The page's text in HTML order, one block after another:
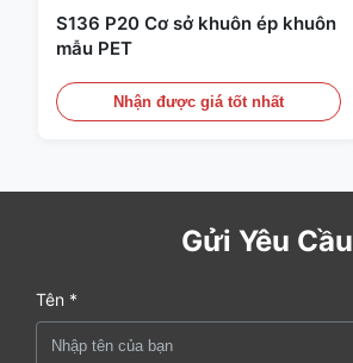
S136 P20 Cơ sở khuôn ép khuôn
mẫu PET
Nhận được giá tốt nhất
Gửi Yêu Cầu
Tên *